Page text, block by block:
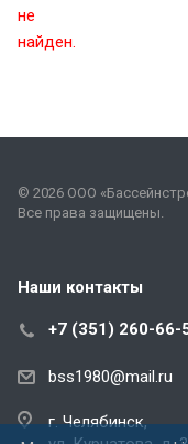
не
найден.
© 2026 ООО
Все права защищены.
Наши контакты
+7 (351) 260-66-
bss1980@mail.ru
г. Челябинск,